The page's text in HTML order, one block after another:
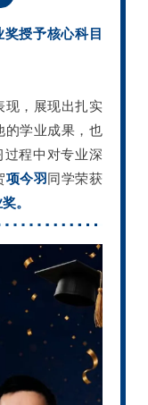
授予核心科目
现，展现出扎实
的学业成果，也
程中对专业深
项今羽同学荣获
。